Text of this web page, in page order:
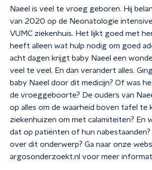
Naeel is veel te vroeg geboren. Hij
van 2020 op de Neonatologie
VUMC ziekenhuis. Het lijkt goed met
heeft alleen wat hulp nodig om goed
acht dagen krijgt baby Naeel een
veel te veel. En dan verandert alles.
baby Naeel door dit medicijn? Of was
de vroeggeboorte? De ouders van
op alles om de waarheid boven tafel te
ziekenhuizen om met calamiteiten? En
dat op patiënten of hun
over dit onderwerp? Ga naar onze
argosonderzoekt.nl voor meer